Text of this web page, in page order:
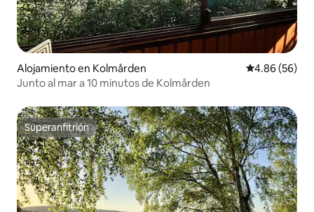
Alojamiento en Kolmården Calificación
4.86 (56)
Junto al mar a 10 minutos de Kolmården
Superanfitrión
Superanfitrión